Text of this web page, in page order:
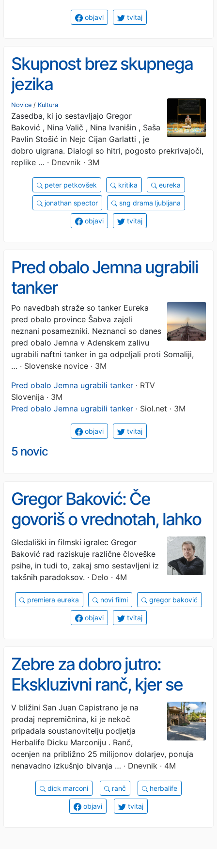
objavi tvitaj
Skupnost brez skupnega
jezika
Novice / Kultura
Zasedba, ki jo sestavljajo Gregor
Baković , Nina Valič , Nina Ivanišin , Saša
Pavlin Stošić in Nejc Cijan Garlatti , je
dobro uigrana. Dialogi so hitri, pogosto prekrivajoči,
replike … · Dnevnik · 3M
peter petkovšek kritika eureka
jonathan spector sng drama ljubljana
objavi tvitaj
Pred obalo Jemna ugrabili
tanker
Po navedbah straže so tanker Eureka
pred obalo province Šabva zajeli
neznani posamezniki. Neznanci so danes
pred obalo Jemna v Adenskem zalivu
ugrabili naftni tanker in ga odpeljali proti Somaliji,
… · Slovenske novice · 3M
Pred obalo Jemna ugrabili tanker · RTV
Slovenija · 3M
Pred obalo Jemna ugrabili tanker · Siol.net · 3M
objavi tvitaj
5 novic
Gregor Baković: Če
govoriš o vrednotah, lahko
izpadeš neumen
Gledališki in filmski igralec Gregor
Baković rad raziskuje različne človeške
psihe, in tudi to, zakaj smo sestavljeni iz
takšnih paradoksov. · Delo · 4M
premiera eureka novi filmi gregor baković
objavi tvitaj
Zebre za dobro jutro:
Ekskluzivni ranč, kjer se
razkošje sreča z divjino
V bližini San Juan Capistrano je na
prodaj nepremičnina, ki je nekoč
pripadala soustanovitelju podjetja
Herbalife Dicku Marconiju . Ranč,
ocenjen na približno 25 milijonov dolarjev, ponuja
nenavadno izkušnjo bivanja … · Dnevnik · 4M
dick marconi ranč herbalife
objavi tvitaj